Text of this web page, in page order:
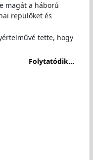
magát a háború
repülőket és
tette, hogy
Folytatódik...